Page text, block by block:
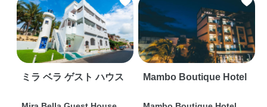
ミラ ベラ ゲスト ハウス Mambo Boutique Hotel